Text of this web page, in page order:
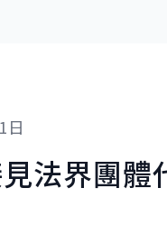
日
法界團體